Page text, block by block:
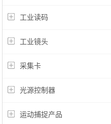
工业读码
工业镜头
采集卡
光源控制器
运动捕捉产品